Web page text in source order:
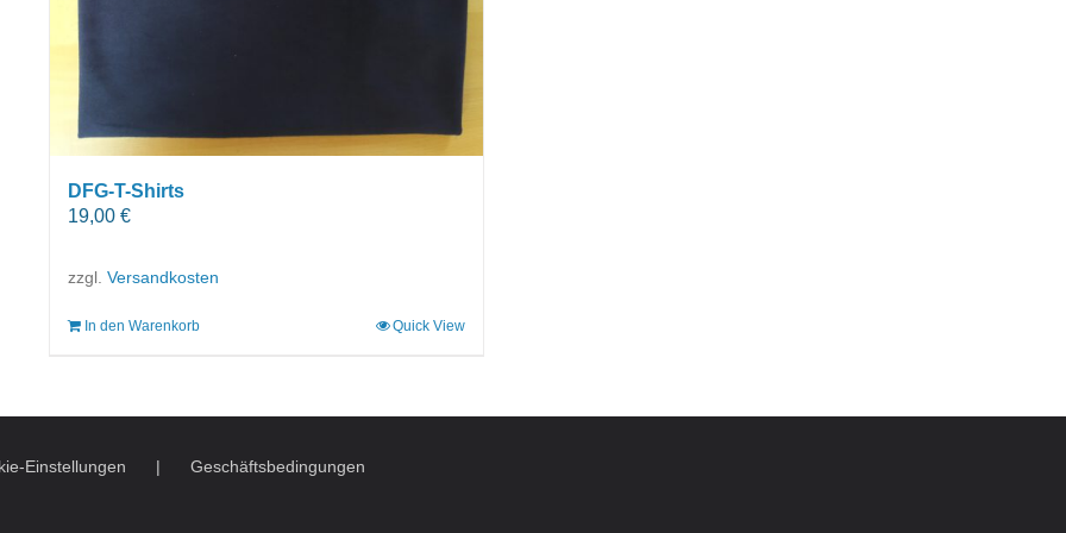
DFG-T-Shirts
19,00 €
zzgl. Versandkosten
In den Warenkorb Quick View
Einstellungen Geschäftsbedingungen